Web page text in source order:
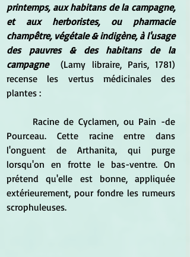
printemps, aux habitans de la campagne,
et aux herboristes, ou pharmacie
champêtre, végétale & indigène, à l'usage
des pauvres & des habitans de la
campagne
(Lamy libraire, Paris, 1781)
recense les vertus médicinales des
plantes :
Pourceau. Cette racine entre dans
l'onguent de Arthanita, qui purge
lorsqu'on en frotte le bas-ventre. On
prétend qu'elle est bonne, appliquée
extérieurement, pour fondre les rumeurs
scrophuleuses.